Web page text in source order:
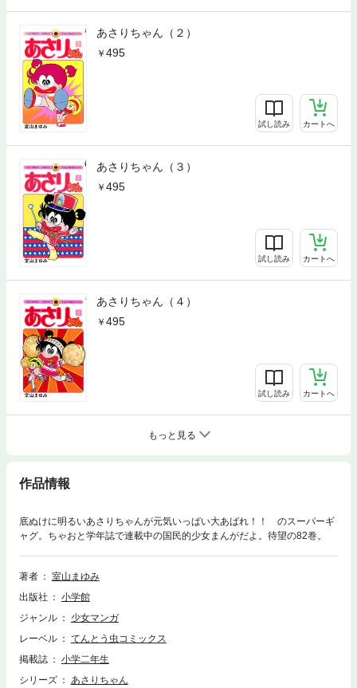
あさりちゃん（２）
495
試し読み カートへ
あさりちゃん（３）
495
試し読み カートへ
あさりちゃん（４）
495
試し読み カートへ
もっと見る
作品情報
底ぬけに明るいあさりちゃんが元気いっぱい大あばれ！！ のスーパーギ
ャグ。ちゃおと学年誌で連載中の国民的少女まんがだよ。待望の82巻。
著者
室山まゆみ
出版社
小学館
ジャンル
少女マンガ
レーベル
てんとう虫コミックス
掲載誌
小学二年生
シリーズ
あさりちゃん